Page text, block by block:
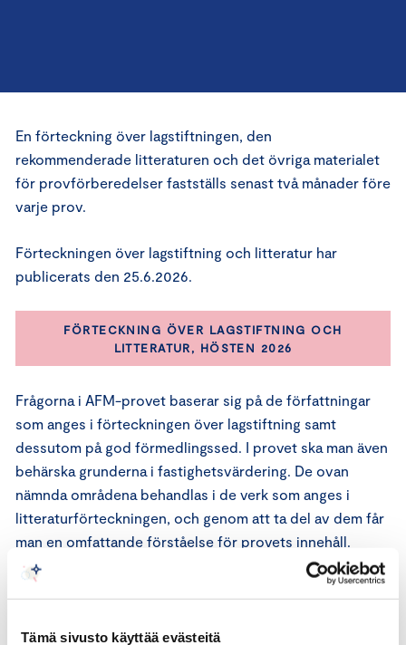
Tämä sivusto käyttää evästeitä
En förteckning över lagstiftningen, den
rekommenderade litteraturen och det övriga materialet
för provförberedelser fastställs senast två månader före
varje prov.
Förteckningen över lagstiftning och litteratur har
publicerats den 25.6.2026.
FÖRTECKNING ÖVER LAGSTIFTNING OCH
LITTERATUR, HÖSTEN 2026
Frågorna i AFM-provet baserar sig på de författningar
som anges i förteckningen över lagstiftning samt
dessutom på god förmedlingssed. I provet ska man även
behärska grunderna i fastighetsvärdering. De ovan
nämnda områdena behandlas i de verk som anges i
litteraturförteckningen, och genom att ta del av dem får
man en omfattande förståelse för provets innehåll.
Nämnden rekommenderar att man inför provet sätter sig
Litteraturförteckningen är dock vägledande och det är